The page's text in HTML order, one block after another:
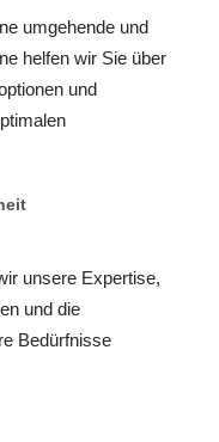
umgehende und
helfen wir Sie über
und
unsere Expertise,
und die
Bedürfnisse